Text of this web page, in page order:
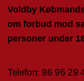
Voldby
om forbud mod
personer under
Telefon: 86 96 29